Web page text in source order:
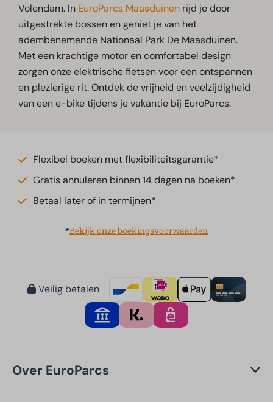
Volendam. In EuroParcs Maasduinen rijd je door
uitgestrekte bossen en geniet je van het
adembenemende Nationaal Park De Maasduinen.
Met een krachtige motor en comfortabel design
zorgen onze elektrische fietsen voor een ontspannen
en plezierige rit. Ontdek de vrijheid en veelzijdigheid
van een e-bike tijdens je vakantie bij EuroParcs.
Flexibel boeken met flexibiliteitsgarantie*
Gratis annuleren binnen 14 dagen na boeken*
Betaal later of in termijnen*
*Bekijk onze boekingsvoorwaarden
Veilig betalen
Over EuroParcs